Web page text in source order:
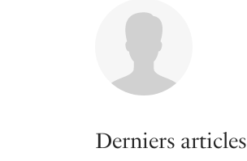
Derniers articles